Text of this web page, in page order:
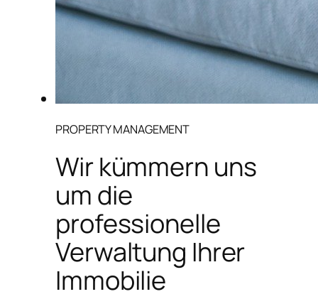
PROPERTY MANAGEMENT
Wir kümmern uns
um die
professionelle
Verwaltung Ihrer
Immobilie